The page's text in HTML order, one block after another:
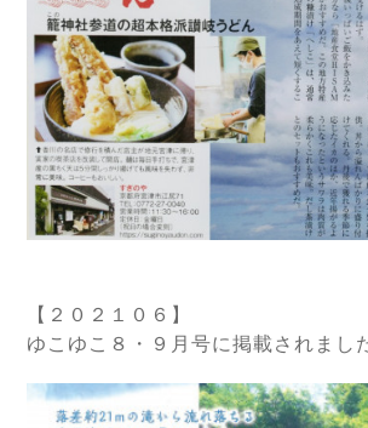
【２０２１０６】
ゆこゆこ８・９月号に掲載されまし